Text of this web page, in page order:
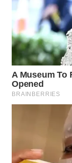
Inovação na
molecular,
carga
reações